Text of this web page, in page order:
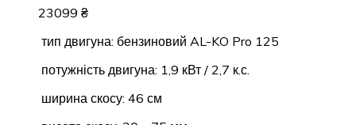
23099 ₴
тип двигуна: бензиновий AL-KO Pro 125
потужність двигуна: 1,9 кВт / 2,7 к.с.
ширина скосу: 46 см